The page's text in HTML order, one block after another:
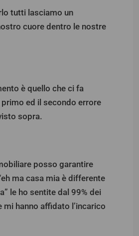
tutti lasciamo un
cuore dentro le nostre
è quello che ci fa
ed il secondo errore
sopra.
posso garantire
ma casa mia è differente
le ho sentite dal 99% dei
mi hanno affidato l’incarico